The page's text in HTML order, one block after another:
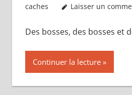
caches
Laisser un
Des bosses, des bosses et
Continuer la lecture